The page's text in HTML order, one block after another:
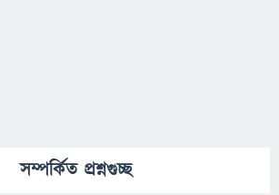
সম্পর্কিত প্রশ্নগুচ্ছ